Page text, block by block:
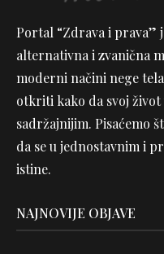
Portal “Zdrava i prava”
alternativna i zvanična
moderni načini nege
otkriti kako da svoj
sadržajnijim. Pisaćemo
da se u jednostavnim i
istine.
NAJNOVIJE OBJAVE